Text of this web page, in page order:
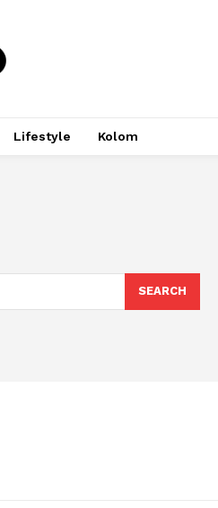
Lifestyle Kolom
SEARCH